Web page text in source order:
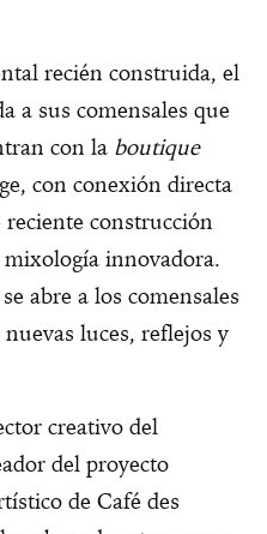
recién construida, el
a sus comensales que
con la boutique
con conexión directa
construcción
innovadora.
abre a los comensales
luces, reflejos y
creativo del
del proyecto
de Café des